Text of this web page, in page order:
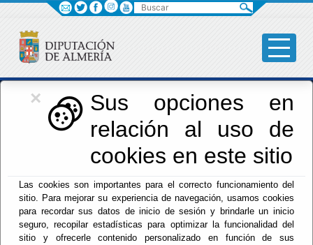
×
Sus opciones en
relación al uso de
cookies en este sitio
Las cookies son importantes para el correcto funcionamiento del
sitio. Para mejorar su experiencia de navegación, usamos cookies
para recordar sus datos de inicio de sesión y brindarle un inicio
seguro, recopilar estadísticas para optimizar la funcionalidad del
sitio y ofrecerle contenido personalizado en función de sus
Iniciativas Europeas
Europedirectalmeria
Inicio - Iniciativas Europeas - Noticias
Buscar